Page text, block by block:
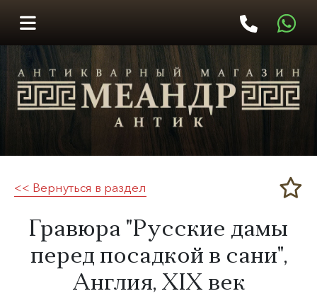
Меандр-Антик
<< Вернуться в раздел
​Гравюра "Русские дамы
перед посадкой в сани​",
Англия, XIX век